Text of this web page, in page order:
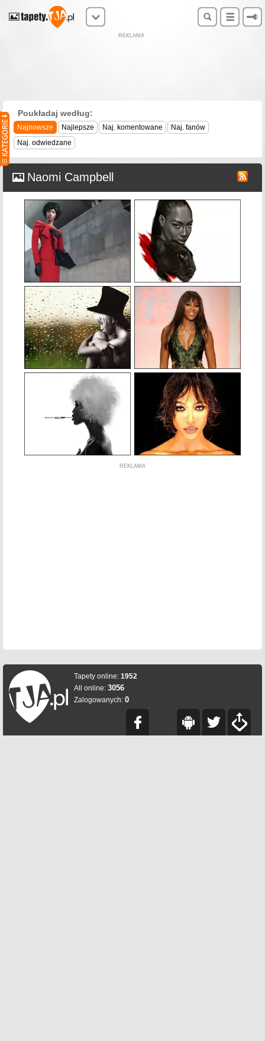
REKLAMA
Poukładaj według:
Najnowsze Najlepsze Naj. komentowane
Naj. fanów
Naj. odwiedzane
Naomi Campbell
REKLAMA
Tapety online: 1952
All online: 3056
Zalogowanych: 0